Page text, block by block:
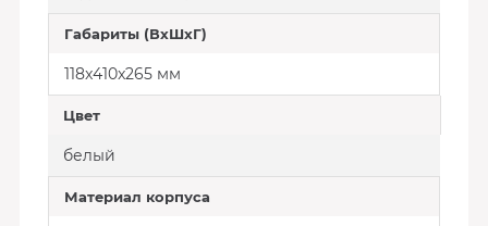
Габариты (ВхШхГ)
118x410x265 мм
Цвет
белый
Материал корпуса